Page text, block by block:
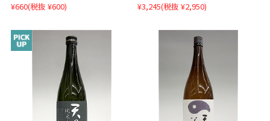
¥660(税抜 ¥600)
¥3,245(税抜 ¥2,950)